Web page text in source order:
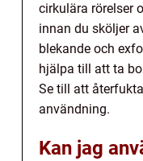
cirkulära rörelser
innan du sköljer
blekande och
hjälpa till att ta
Se till att
användning.
Kan jag